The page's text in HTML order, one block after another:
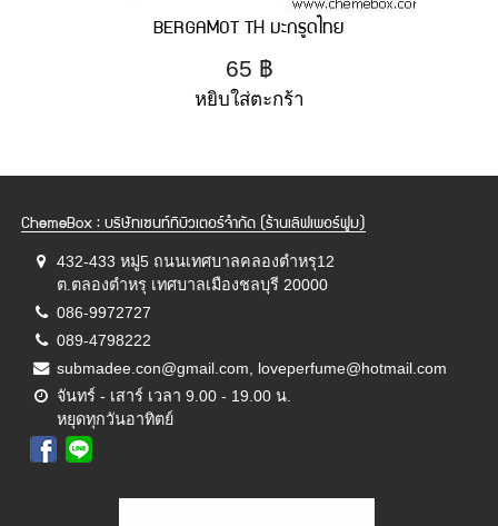
BERGAMOT TH มะกรูดไทย
65 ฿
หยิบใส่ตะกร้า
ChemeBox : บริษัทเซนท์ทิบิวเตอร์จำกัด (ร้านเลิฟเพอร์ฟูม)
432-433 หมู่5 ถนนเทศบาลคลองตำหรุ12
ต.ตลองตำหรุ เทศบาลเมืองชลบุรี 20000
086-9972727
089-4798222
submadee.con@gmail.com, loveperfume@hotmail.com
จันทร์ - เสาร์ เวลา 9.00 - 19.00 น.
หยุดทุกวันอาทิตย์